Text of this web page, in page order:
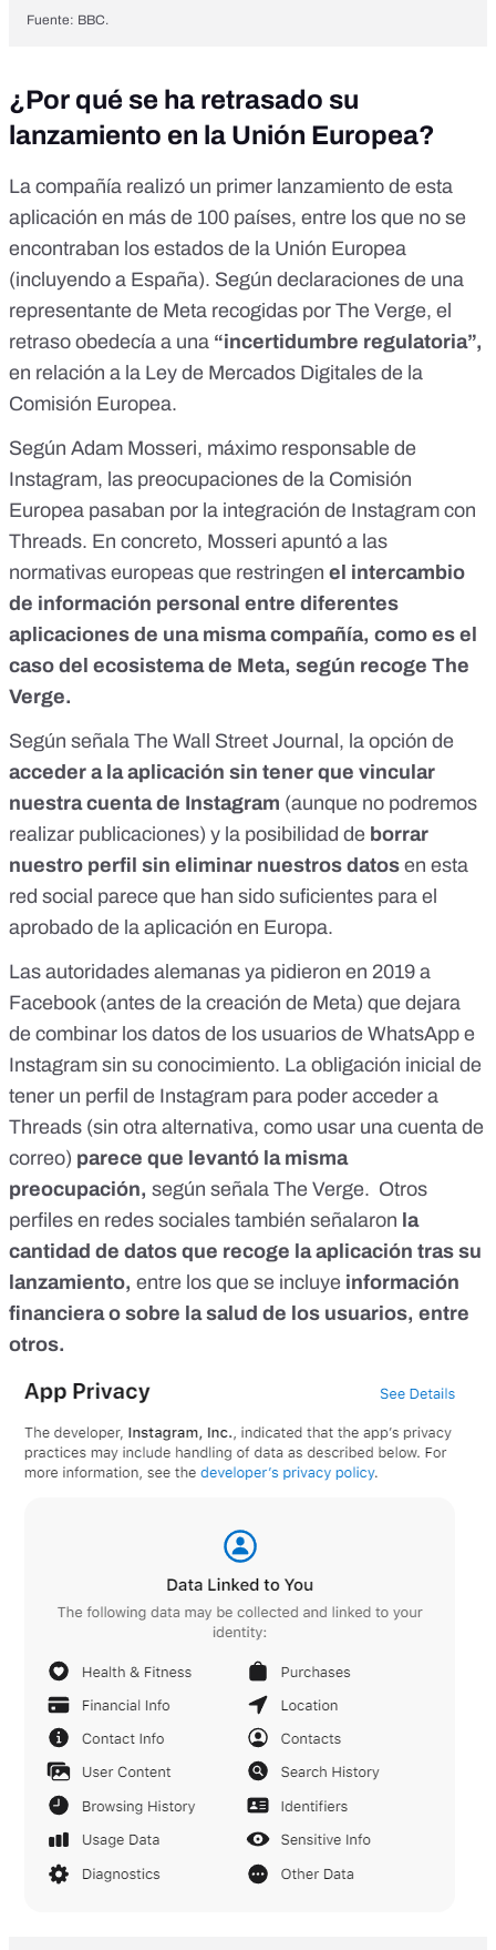
Fuente: BBC.
¿Por qué se ha retrasado su
lanzamiento en la Unión Europea?
La compañía realizó un primer lanzamiento de esta
aplicación en más de 100 países, entre los que no se
encontraban los estados de la Unión Europea
(incluyendo a España). Según declaraciones de una
representante de Meta recogidas por The Verge, el
retraso obedecía a una “incertidumbre regulatoria”,
en relación a la Ley de Mercados Digitales de la
Comisión Europea.
Según Adam Mosseri, máximo responsable de
Instagram, las preocupaciones de la Comisión
Europea pasaban por la integración de Instagram con
Threads. En concreto, Mosseri apuntó a las
normativas europeas que restringen el intercambio
de información personal entre diferentes
aplicaciones de una misma compañía, como es el
caso del ecosistema de Meta, según recoge The
Verge.
Según señala The Wall Street Journal, la opción de
acceder a la aplicación sin tener que vincular
nuestra cuenta de Instagram (aunque no podremos
realizar publicaciones) y la posibilidad de borrar
nuestro perfil sin eliminar nuestros datos en esta
red social parece que han sido suficientes para el
aprobado de la aplicación en Europa.
Las autoridades alemanas ya pidieron en 2019 a
Facebook (antes de la creación de Meta) que dejara
de combinar los datos de los usuarios de WhatsApp e
Instagram sin su conocimiento. La obligación inicial de
tener un perfil de Instagram para poder acceder a
Threads (sin otra alternativa, como usar una cuenta de
correo) parece que levantó la misma
preocupación, según señala The Verge. Otros
perfiles en redes sociales también señalaron la
cantidad de datos que recoge la aplicación tras su
lanzamiento, entre los que se incluye información
financiera o sobre la salud de los usuarios, entre
otros.